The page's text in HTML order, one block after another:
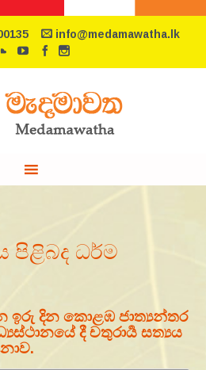
info@medamawatha.lk
පිළිබද ධර්ම
ඉරු දින කොළඹ ජාත්‍යන්තර
දී චතුරාර්‍ය සත්‍යය